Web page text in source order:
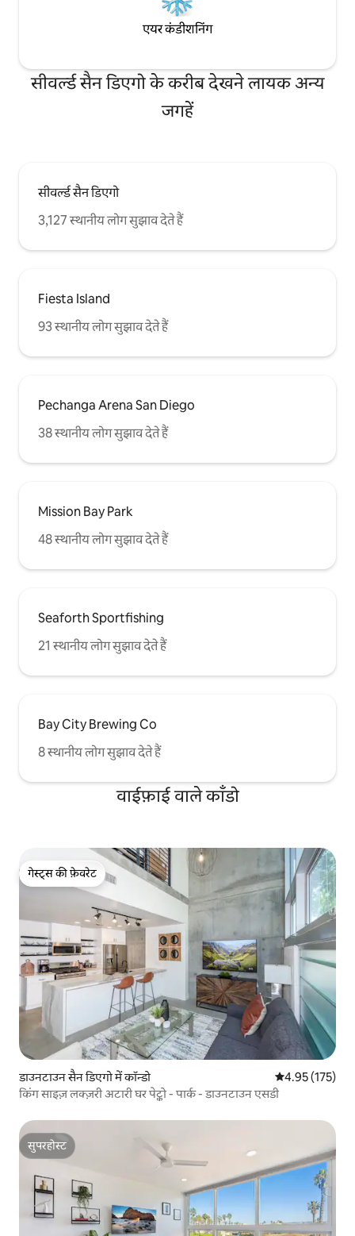
एयर कंडीशनिंग
सीवर्ल्ड सैन डिएगो के करीब देखने लायक अन्य
जगहें
सीवर्ल्ड सैन डिएगो
3,127 स्थानीय लोग सुझाव देते हैं
Fiesta Island
93 स्थानीय लोग सुझाव देते हैं
Pechanga Arena San Diego
38 स्थानीय लोग सुझाव देते हैं
Mission Bay Park
48 स्थानीय लोग सुझाव देते हैं
Seaforth Sportfishing
21 स्थानीय लोग सुझाव देते हैं
Bay City Brewing Co
8 स्थानीय लोग सुझाव देते हैं
वाईफ़ाई वाले काँडो
गेस्ट्स की फ़ेवरेट
गेस्ट्स की फ़ेवरेट
डाउनटाउन सैन डिएगो में कॉन्डो औसत रेटिंग 5 में से
4.95 (175)
किंग साइज़ लक्ज़री अटारी घर पेट्को - पार्क - डाउनटाउन एसडी
सुपरहोस्ट
सुपरहोस्ट